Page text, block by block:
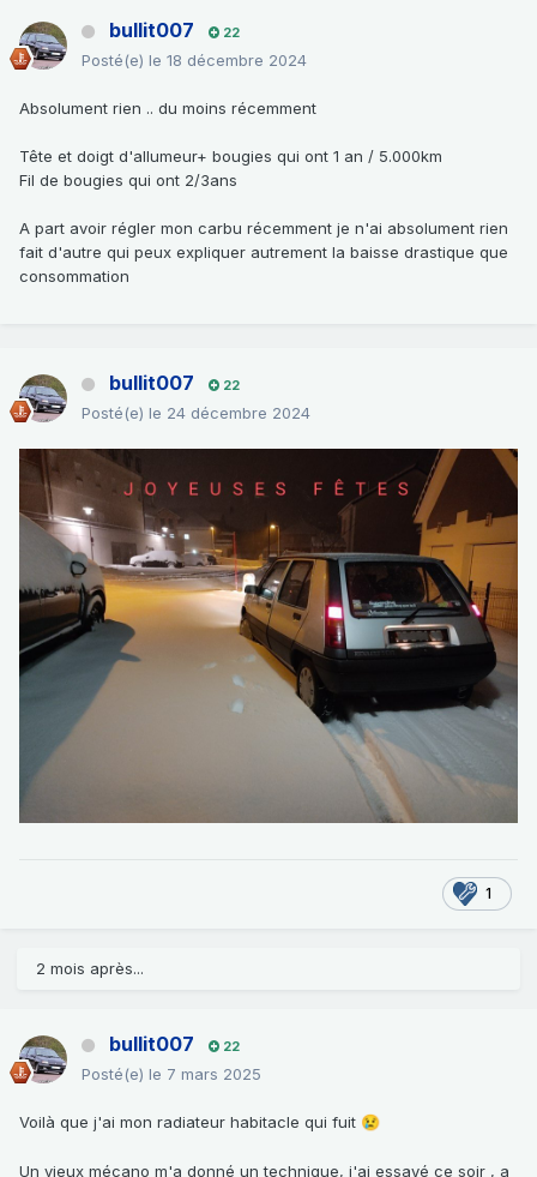
bullit007 22
Posté(e) le 18 décembre 2024
Absolument rien .. du moins récemment
Tête et doigt d'allumeur+ bougies qui ont 1 an / 5.000km
Fil de bougies qui ont 2/3ans
A part avoir régler mon carbu récemment je n'ai absolument rien
fait d'autre qui peux expliquer autrement la baisse drastique que
consommation
bullit007 22
Posté(e) le 24 décembre 2024
1
2 mois après...
bullit007 22
Posté(e) le 7 mars 2025
Voilà que j'ai mon radiateur habitacle qui fuit 😢
Un vieux mécano m'a donné un technique, j'ai essayé ce soir , a